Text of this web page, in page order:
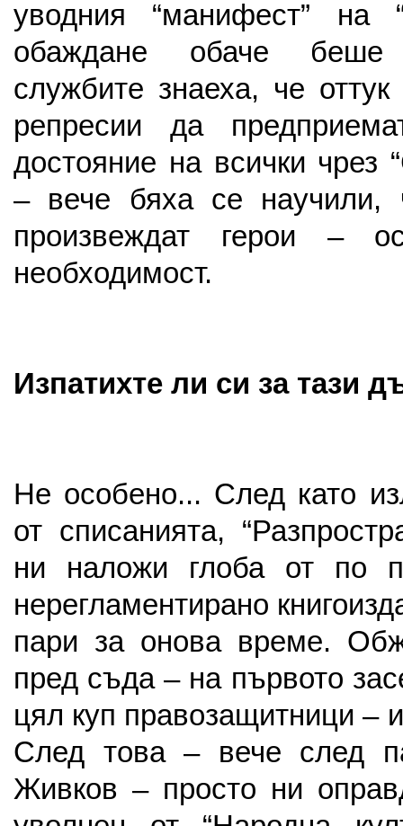
уводния “манифест” на
обаждане обаче
службите знаеха, че оттук
репресии да
достояние на всички чрез
– вече бяха се
произвеждат герои –
необходимост.
Изпатихте ли си за тази
Не особено... След като
от списанията,
ни наложи глоба от по
нерегламентирано
пари за онова време.
пред съда – на първото
цял куп правозащитници –
След това – вече след
Живков – просто ни